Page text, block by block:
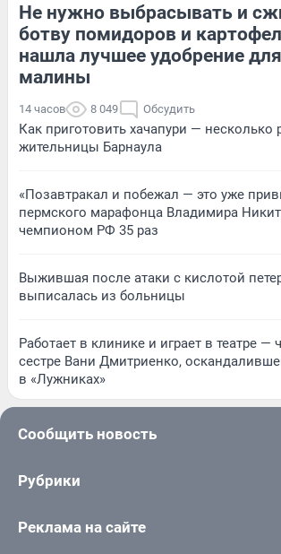
Не нужно выбрасывать и
ботву помидоров и
нашла лучшее удобрение
малины
14 часов 8 049 Обсудить
Как приготовить хачапури — несколько
жительницы Барнаула
«Позавтракал и побежал — это уже
пермского марафонца Владимира
чемпионом РФ 35 раз
Выжившая после атаки с кислотой
выписалась из больницы
Работает в клинике и играет в театре —
сестре Вани Дмитриенко,
в «Лужниках»
Сообщить новость
Рубрики
Реклама на сайте